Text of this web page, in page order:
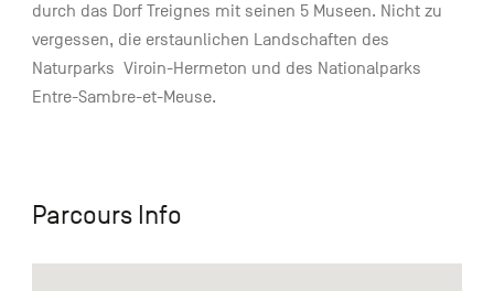
durch das Dorf Treignes mit seinen 5 Museen. Nicht zu
vergessen, die erstaunlichen Landschaften des
Naturparks Viroin-Hermeton und des Nationalparks
Entre-Sambre-et-Meuse.
Parcours Info